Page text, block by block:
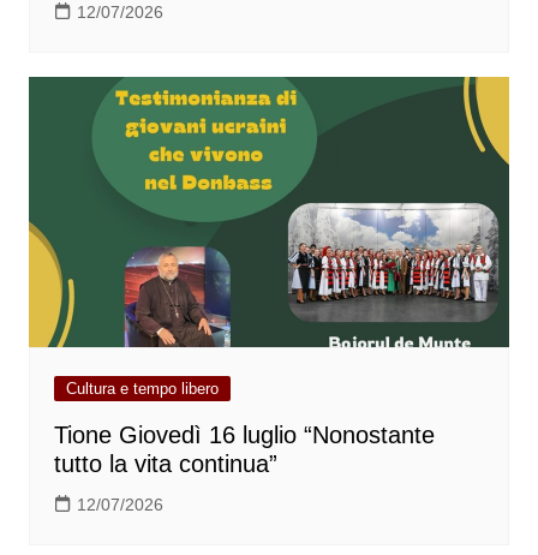
12/07/2026
Cultura e tempo libero
Tione Giovedì 16 luglio “Nonostante
tutto la vita continua”
12/07/2026